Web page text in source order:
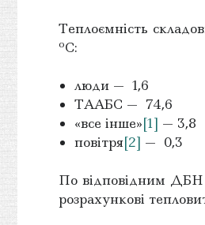
Теплоємність
оС:
люди — 1,6
ТААБС — 74,6
«все інше»[1] — 3,8
повітря[2] — 0,3
По відповідним ДБН
розрахункові